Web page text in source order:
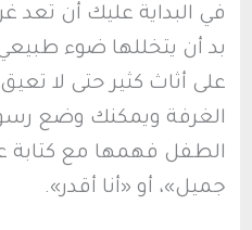
في البداية عليك أن تعد
بد أن يتخللها ضوء
على أثاث كثير حتى لا
الغرفة ويمكنك وضع
الطفل فهمها مع كتابة
جميل»، أو «أنا أقدر».